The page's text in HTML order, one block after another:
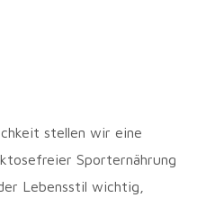
stellen wir eine
Sporternährung
Lebensstil wichtig,